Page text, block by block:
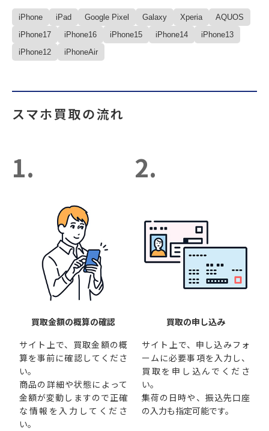
iPhone iPad Google Pixel Galaxy Xperia
AQUOS
iPhone17
iPhone16 iPhone15 iPhone14
iPhone13
iPhone12
iPhoneAir
スマホ買取の流れ
1.
買取金額の概算の確認
サイト上で、買取金額の概
算を事前に確認してくださ
い。
商品の詳細や状態によって
金額が変動しますので正確
な情報を入力してくださ
い。
2.
買取の申し込み
サイト上で、申し込みフォ
ームに必要事項を入力し、
買取を申し込んでくださ
い。
集荷の日時や、振込先口座
の入力も指定可能です。